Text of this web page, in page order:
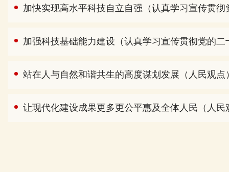
加快实现高水平科技自立自强（认真学习宣传贯彻
加强科技基础能力建设（认真学习宣传贯彻党的二
站在人与自然和谐共生的高度谋划发展（人民观点
让现代化建设成果更多更公平惠及全体人民（人民